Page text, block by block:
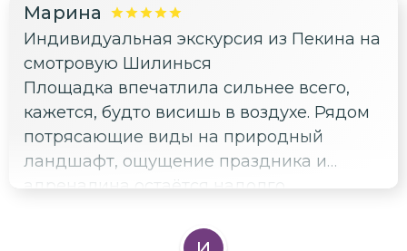
Марина
Индивидуальная экскурсия из Пекина на
смотровую Шилинься
Площадка впечатлила сильнее всего,
кажется, будто висишь в воздухе. Рядом
потрясающие виды на природный
ландшафт, ощущение праздника и
адреналина остаётся надолго.